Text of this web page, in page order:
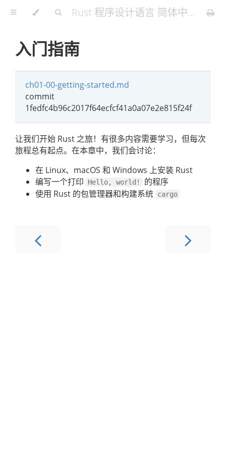
Rust 程序设计语言 简体中文版
入门指南
ch01-00-getting-started.md
commit
1fedfc4b96c2017f64ecfcf41a0a07e2e815f24f
让我们开始 Rust 之旅！有很多内容需要学习，但每次
旅程总有起点。在本章中，我们会讨论：
在 Linux、macOS 和 Windows 上安装 Rust
编写一个打印
Hello, world!
的程序
使用 Rust 的包管理器和构建系统 cargo